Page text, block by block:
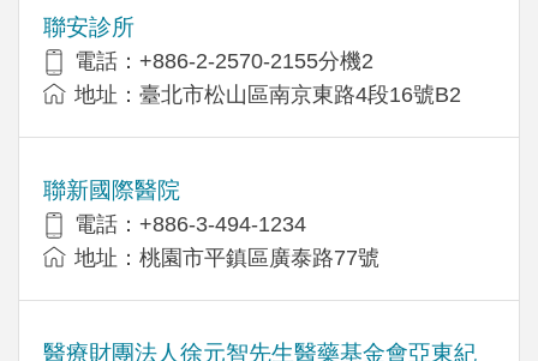
聯安診所
電話：+886-2-2570-2155分機2
地址：臺北市松山區南京東路4段16號B2
聯新國際醫院
電話：+886-3-494-1234
地址：桃園市平鎮區廣泰路77號
醫療財團法人徐元智先生醫藥基金會亞東紀